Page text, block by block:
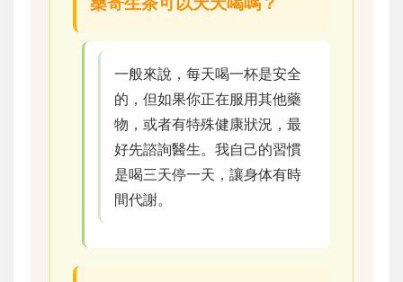
一般來說，每天喝一杯是安全
的，但如果你正在服用其他藥
物，或者有特殊健康狀況，最
好先諮詢醫生。我自己的習慣
是喝三天停一天，讓身体有時
間代謝。